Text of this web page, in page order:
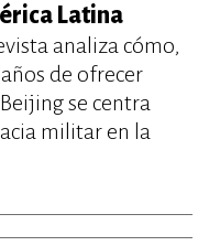
Latina
analiza cómo,
de ofrecer
se centra
militar en la